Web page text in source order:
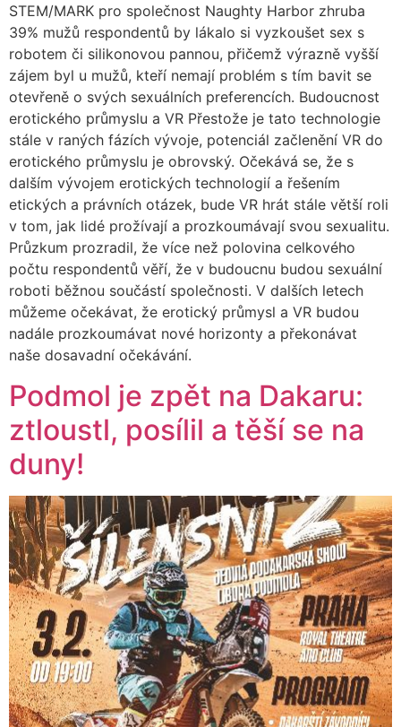
STEM/MARK pro společnost Naughty Harbor zhruba
39% mužů respondentů by lákalo si vyzkoušet sex s
robotem či silikonovou pannou, přičemž výrazně vyšší
zájem byl u mužů, kteří nemají problém s tím bavit se
otevřeně o svých sexuálních preferencích. Budoucnost
erotického průmyslu a VR Přestože je tato technologie
stále v raných fázích vývoje, potenciál začlenění VR do
erotického průmyslu je obrovský. Očekává se, že s
dalším vývojem erotických technologií a řešením
etických a právních otázek, bude VR hrát stále větší roli
v tom, jak lidé prožívají a prozkoumávají svou sexualitu.
Průzkum prozradil, že více než polovina celkového
počtu respondentů věří, že v budoucnu budou sexuální
roboti běžnou součástí společnosti. V dalších letech
můžeme očekávat, že erotický průmysl a VR budou
nadále prozkoumávat nové horizonty a překonávat
naše dosavadní očekávání.
Podmol je zpět na Dakaru:
ztloustl, posílil a těší se na
duny!